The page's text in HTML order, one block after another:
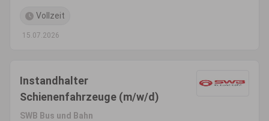
Vollzeit
15.07.2026
Instandhalter
Schienenfahrzeuge (m/w/d)
SWB Bus und Bahn